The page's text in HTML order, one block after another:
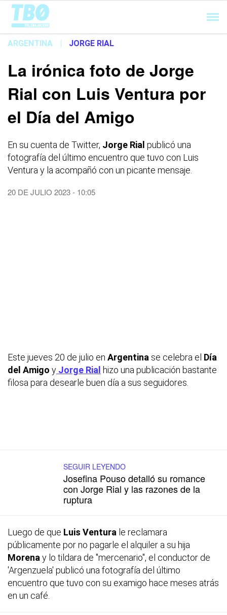
Cargando...
ARGENTINA | JORGE RIAL
La irónica foto de Jorge
Rial con Luis Ventura por
el Día del Amigo
En su cuenta de Twitter, Jorge Rial publicó una
fotografía del último encuentro que tuvo con Luis
Ventura y la acompañó con un picante mensaje.
20 DE JULIO 2023 - 10:05
Este jueves 20 de julio en Argentina se celebra el Día
del Amigo y Jorge Rial hizo una publicación bastante
filosa para desearle buen día a sus seguidores.
SEGUIR LEYENDO
Josefina Pouso detalló su romance
con Jorge Rial y las razones de la
ruptura
Luego de que Luis Ventura le reclamara
públicamente por no pagarle el alquiler a su hija
Morena y lo tildara de "mercenario", el conductor de
'Argenzuela' publicó una fotografía del último
encuentro que tuvo con su examigo hace meses atrás
en un café.